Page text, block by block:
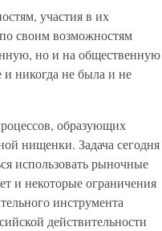
участия в их
своим возможностям
но и на общественную
никогда не была и не
образующих
нищенки. Задача сегодня
использовать рыночные
и некоторые ограничения
инструмента
действительности